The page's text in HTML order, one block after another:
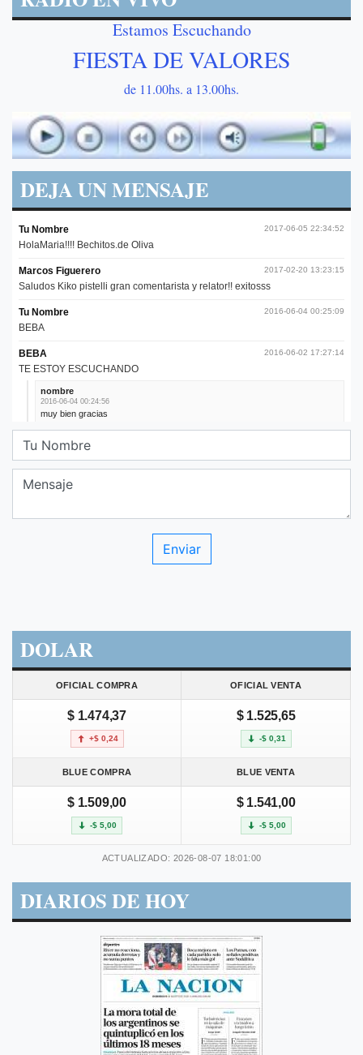
Estamos Escuchando
FIESTA DE VALORES
de 11.00hs. a 13.00hs.
DEJA UN MENSAJE
DOLAR
OFICIAL COMPRA OFICIAL VENTA
$ 1.474,37
+$ 0,24
$ 1.525,65
-$ 0,31
BLUE COMPRA BLUE VENTA
$ 1.509,00
-$ 5,00
$ 1.541,00
-$ 5,00
ACTUALIZADO: 2026-08-07 18:01:00
DIARIOS DE HOY